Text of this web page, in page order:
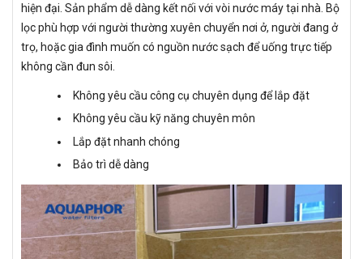
hiện đại. Sản phẩm dễ dàng kết nối với vòi nước máy tại nhà. Bộ
lọc phù hợp với người thường xuyên chuyển nơi ở, người đang ở
trọ, hoặc gia đình muốn có nguồn nước sạch để uống trực tiếp
không cần đun sôi.
Không yêu cầu công cụ chuyên dụng để lắp đặt
Không yêu cầu kỹ năng chuyên môn
Lắp đặt nhanh chóng
Bảo trì dễ dàng